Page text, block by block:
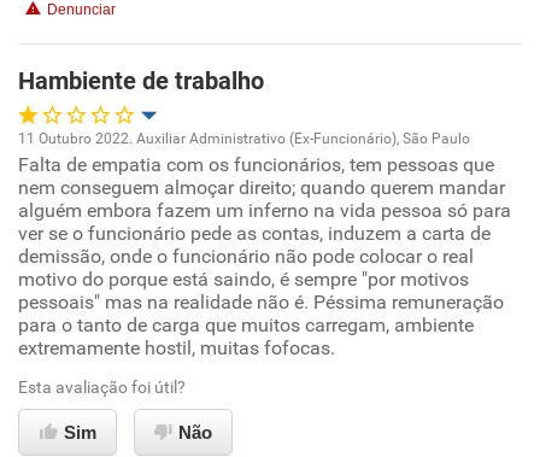
Recomenda esta empresa
Denunciar
Hambiente de trabalho
Oportunidade de promoção
Ambiente de trabalho
Conciliação com a vida familiar
Benefícios
Não recomenda esta empresa
Não recomenda a diretoria
11 Outubro 2022. Auxiliar Administrativo (Ex-Funcionário), São Paulo
Falta de empatia com os funcionários, tem pessoas que
nem conseguem almoçar direito; quando querem mandar
alguém embora fazem um inferno na vida pessoa só para
ver se o funcionário pede as contas, induzem a carta de
demissão, onde o funcionário não pode colocar o real
motivo do porque está saindo, é sempre "por motivos
pessoais" mas na realidade não é. Péssima remuneração
para o tanto de carga que muitos carregam, ambiente
extremamente hostil, muitas fofocas.
Esta avaliação foi útil?
Sim Não